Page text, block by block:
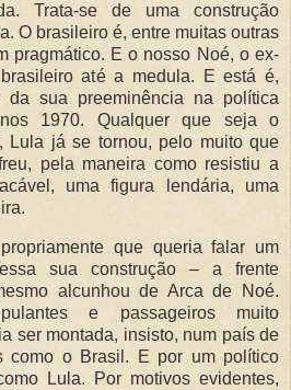
Trata-se de uma construção
O brasileiro é, entre muitas outras
pragmático. E o nosso Noé, o ex-
até a medula. E está é,
sua preeminência na política
1970. Qualquer que seja o
Lula já se tornou, pelo muito que
pela maneira como resistiu a
uma figura lendária, uma
que queria falar um
sua construção – a frente
alcunhou de Arca de Noé.
e passageiros muito
ser montada, insisto, num país de
como o Brasil. E por um político
Lula. Por motivos evidentes,